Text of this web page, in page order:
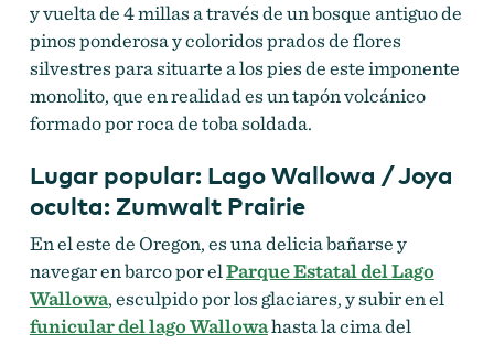
y vuelta de 4 millas a través de un bosque antiguo de
pinos ponderosa y coloridos prados de flores
silvestres para situarte a los pies de este imponente
monolito, que en realidad es un tapón volcánico
formado por roca de toba soldada.
Lugar popular: Lago Wallowa / Joya
oculta: Zumwalt Prairie
En el este de Oregon, es una delicia bañarse y
navegar en barco por elParque Estatal del Lago
Wallowa, esculpido por los glaciares, y subir en el
funicular del lago Wallowahasta la cima del